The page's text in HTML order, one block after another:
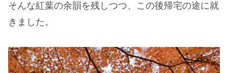
そんな紅葉の余韻を残しつつ、この後帰宅の途に就
きました。